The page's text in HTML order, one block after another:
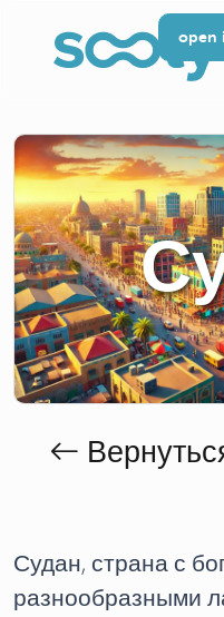
Судан, страна с
разнообразными
open